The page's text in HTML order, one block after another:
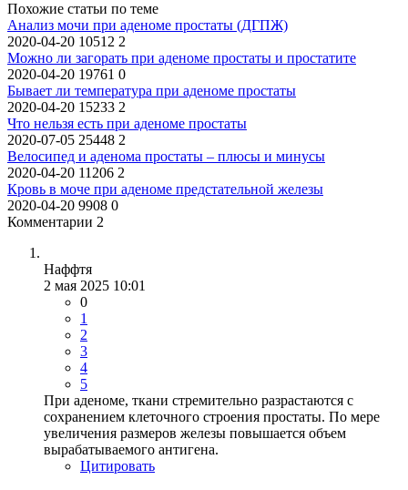
Похожие статьи по теме
Анализ мочи при аденоме простаты (ДГПЖ)
2020-04-20 10512 2
Можно ли загорать при аденоме простаты и простатите
2020-04-20 19761 0
Бывает ли температура при аденоме простаты
2020-04-20 15233 2
Что нельзя есть при аденоме простаты
2020-07-05 25448 2
Велосипед и аденома простаты – плюсы и минусы
2020-04-20 11206 2
Кровь в моче при аденоме предстательной железы
2020-04-20 9908 0
Комментарии 2
Наффтя
2 мая 2025 10:01
0
1
2
3
4
5
При аденоме, ткани стремительно разрастаются с
сохранением клеточного строения простаты. По мере
увеличения размеров железы повышается объем
вырабатываемого антигена.
Цитировать